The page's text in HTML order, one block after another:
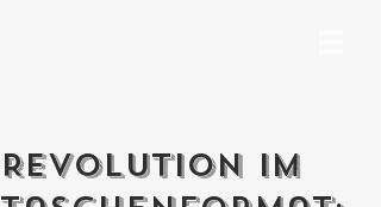
Revolution im